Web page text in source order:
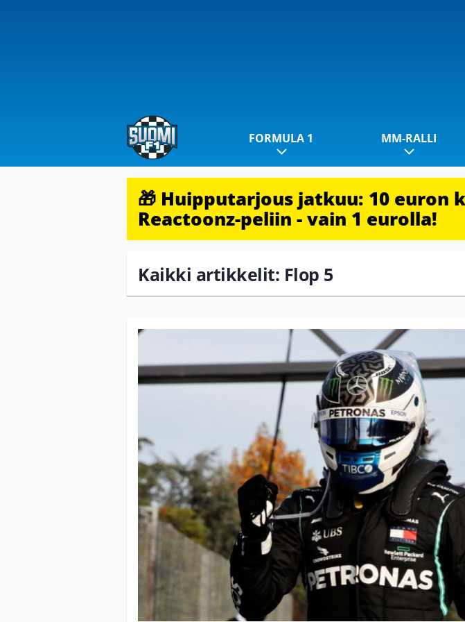
FORMULA 1 MM-RALLI
🎁 Huipputarjous jatkuu: 10 euron
Reactoonz-peliin - vain 1 eurolla!
Kaikki artikkelit: Flop 5